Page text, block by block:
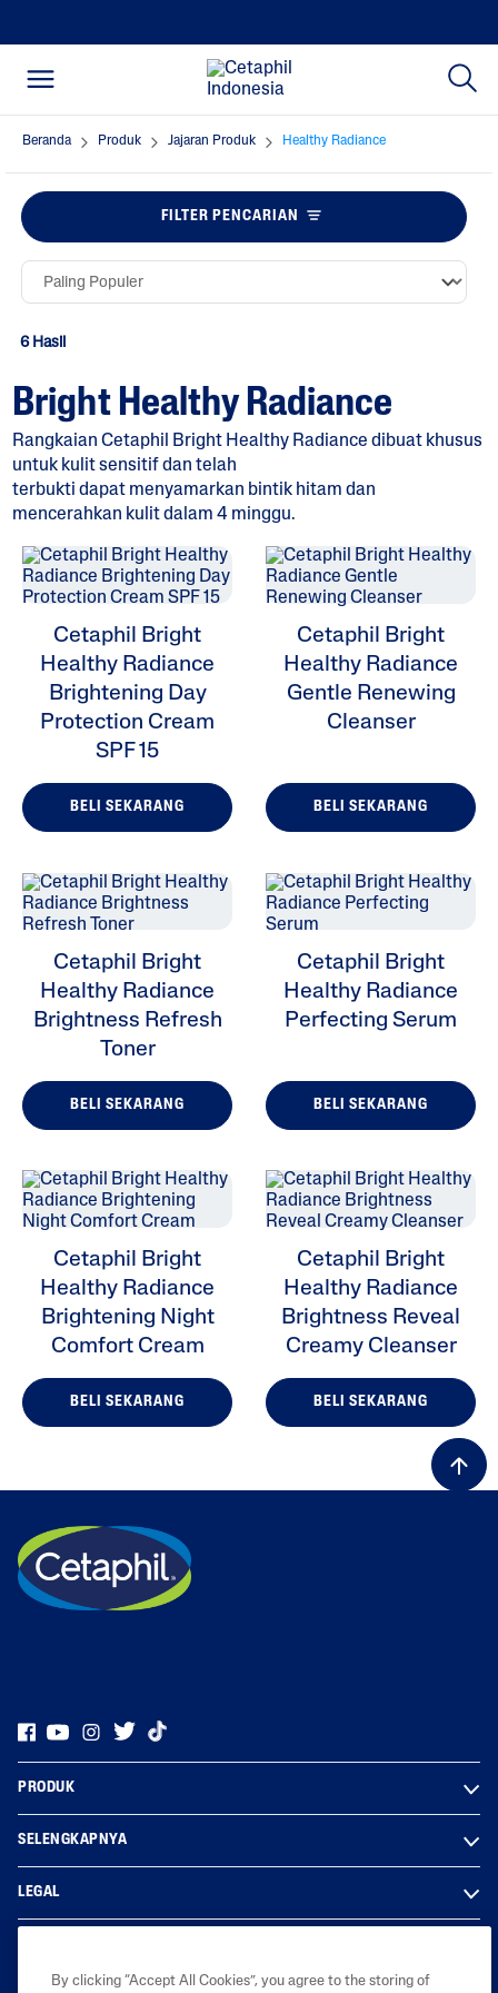
Beranda Produk Jajaran Produk Healthy Radiance
FILTER PENCARIAN
ALL FILTERS
Pelembap
Pembersih
Masalah Kulit
Jajaran Produk
6 Hasil
Bright Healthy Radiance
Rangkaian Cetaphil Bright Healthy Radiance dibuat khusus
untuk kulit sensitif dan telah
terbukti dapat menyamarkan bintik hitam dan
mencerahkan kulit dalam 4 minggu.
Cetaphil Bright
Healthy Radiance
Brightening Day
Protection Cream
SPF 15
BELI SEKARANG
Cetaphil Bright
Healthy Radiance
Gentle Renewing
Cleanser
BELI SEKARANG
Cetaphil Bright
Healthy Radiance
Brightness Refresh
Toner
BELI SEKARANG
Cetaphil Bright
Healthy Radiance
Perfecting Serum
BELI SEKARANG
Cetaphil Bright
Healthy Radiance
Brightening Night
Comfort Cream
BELI SEKARANG
Cetaphil Bright
Healthy Radiance
Brightness Reveal
Creamy Cleanser
BELI SEKARANG
PRODUK
SELENGKAPNYA
LEGAL
Galderma Indonesia Healthcare 2023. Hak cipta dilindungi undang-
By clicking “Accept All Cookies”, you agree to the storing of